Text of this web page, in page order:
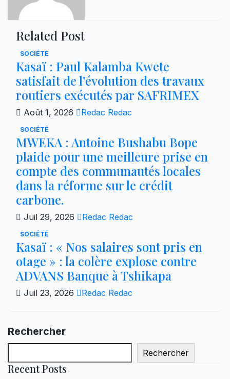
Related Post
SOCIÉTÉ
Kasaï : Paul Kalamba Kwete
satisfait de l’évolution des travaux
routiers exécutés par SAFRIMEX
Août 1, 2026 Redac Redac
SOCIÉTÉ
MWEKA : Antoine Bushabu Bope
plaide pour une meilleure prise en
compte des communautés locales
dans la réforme sur le crédit
carbone.
Juil 29, 2026 Redac Redac
SOCIÉTÉ
Kasaï : « Nos salaires sont pris en
otage » : la colère explose contre
ADVANS Banque à Tshikapa
Juil 23, 2026 Redac Redac
Rechercher
Rechercher
Recent Posts